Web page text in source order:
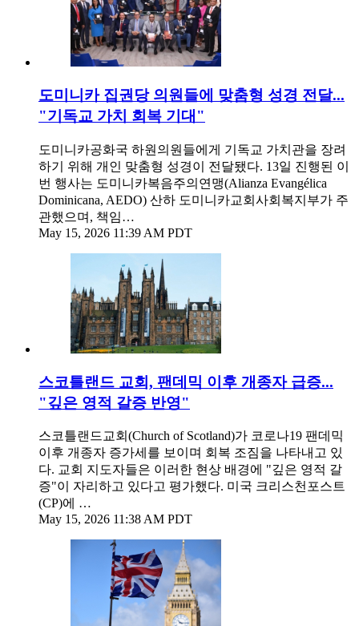
도미니카 집권당 의원들에 맞춤형 성경 전달...
"기독교 가치 회복 기대"
도미니카공화국 하원의원들에게 기독교 가치관을 장려
하기 위해 개인 맞춤형 성경이 전달됐다. 13일 진행된 이
번 행사는 도미니카복음주의연맹(Alianza Evangélica
Dominicana, AEDO) 산하 도미니카교회사회복지부가 주
관했으며, 책임…
May 15, 2026 11:39 AM PDT
스코틀랜드 교회, 팬데믹 이후 개종자 급증...
"깊은 영적 갈증 반영"
스코틀랜드교회(Church of Scotland)가 코로나19 팬데믹
이후 개종자 증가세를 보이며 회복 조짐을 나타내고 있
다. 교회 지도자들은 이러한 현상 배경에 "깊은 영적 갈
증"이 자리하고 있다고 평가했다. 미국 크리스천포스트
(CP)에 …
May 15, 2026 11:38 AM PDT